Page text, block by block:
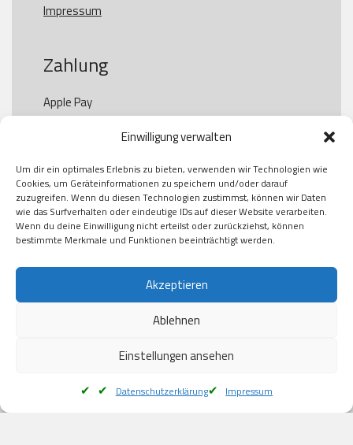
Einwilligung verwalten
Um dir ein optimales Erlebnis zu bieten, verwenden wir Technologien wie
Cookies, um Geräteinformationen zu speichern und/oder darauf
zuzugreifen. Wenn du diesen Technologien zustimmst, können wir Daten
wie das Surfverhalten oder eindeutige IDs auf dieser Website verarbeiten.
Wenn du deine Einwilligung nicht erteilst oder zurückziehst, können
bestimmte Merkmale und Funktionen beeinträchtigt werden.
Akzeptieren
Ablehnen
Einstellungen ansehen
Datenschutzerklärung Impressum
Impressum
Zahlung
Apple Pay
Paypal
Kauf auf Rechung
Klarna
American Express